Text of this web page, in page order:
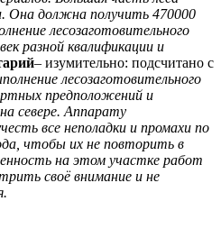
Она должна получить 470000
лесозаготовительного
разной квалификации и
– изумительно: подсчитано с
лесозаготовительного
предположений и
севере. Аппарату
все неполадки и промахи по
чтобы их не повторить в
на этом участке работ
своё внимание и не